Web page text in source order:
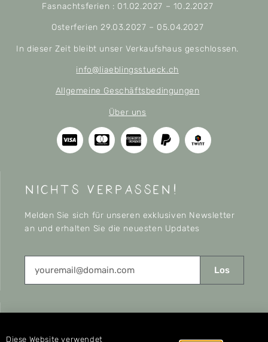
Fasnachtsferien : 01.02.2027 – 10.2.2027
Osterferien 29.03.2027 – 05.04.2027
In dieser Zeit bleibt unser Verkaufshaus geschlossen.
info@liaeblingsstueck.ch
Allgemeine Geschäftsbedingungen
Über uns
nichts verpassen!
Melden Sie sich für unseren exklusiven Newsletter
an und erhalten Sie die neuesten Updates
Los
CONNECT
Diese Website verwendet